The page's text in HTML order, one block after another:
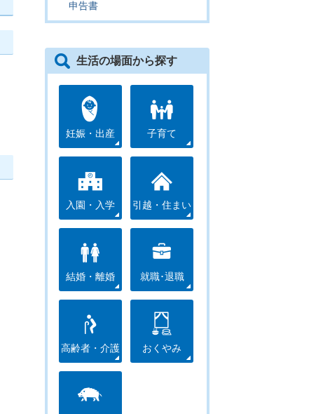
申告書
生活の場面から探す
妊娠・出産 子育て
入園・入学 引越・住まい
結婚・離婚 就職･退職
高齢者・介護 おくやみ